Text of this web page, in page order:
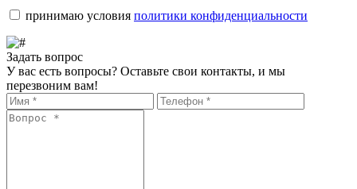
принимаю условия политики конфиденциальности
Задать вопрос
У вас есть вопросы? Оставьте свои контакты, и мы
перезвоним вам!